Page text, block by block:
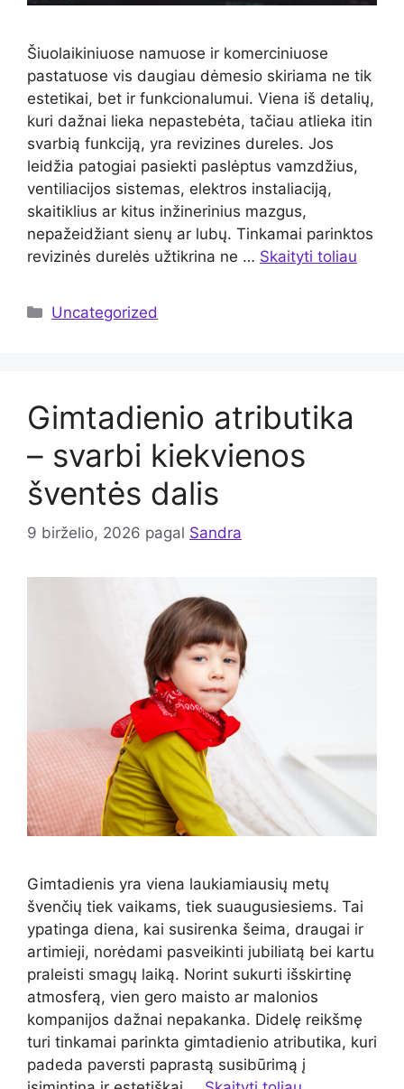
Šiuolaikiniuose namuose ir komerciniuose
pastatuose vis daugiau dėmesio skiriama ne tik
estetikai, bet ir funkcionalumui. Viena iš detalių,
kuri dažnai lieka nepastebėta, tačiau atlieka itin
svarbią funkciją, yra revizines dureles. Jos
leidžia patogiai pasiekti paslėptus vamzdžius,
ventiliacijos sistemas, elektros instaliaciją,
skaitiklius ar kitus inžinerinius mazgus,
nepažeidžiant sienų ar lubų. Tinkamai parinktos
revizinės durelės užtikrina ne … Skaityti toliau
Kategorijos
Uncategorized
Gimtadienio atributika
– svarbi kiekvienos
šventės dalis
9 birželio, 2026 pagal Sandra
Gimtadienis yra viena laukiamiausių metų
švenčių tiek vaikams, tiek suaugusiesiems. Tai
ypatinga diena, kai susirenka šeima, draugai ir
artimieji, norėdami pasveikinti jubiliatą bei kartu
praleisti smagų laiką. Norint sukurti išskirtinę
atmosferą, vien gero maisto ar malonios
kompanijos dažnai nepakanka. Didelę reikšmę
turi tinkamai parinkta gimtadienio atributika, kuri
padeda paversti paprastą susibūrimą į